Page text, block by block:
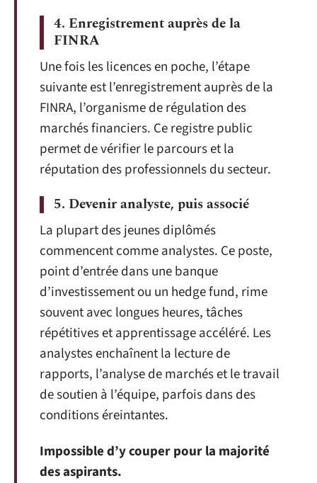
4. Enregistrement auprès de la
FINRA
Une fois les licences en poche, l’étape
suivante est l’enregistrement auprès de la
FINRA, l’organisme de régulation des
marchés financiers. Ce registre public
permet de vérifier le parcours et la
réputation des professionnels du secteur.
5. Devenir analyste, puis associé
La plupart des jeunes diplômés
commencent comme analystes. Ce poste,
point d’entrée dans une banque
d’investissement ou un hedge fund, rime
souvent avec longues heures, tâches
répétitives et apprentissage accéléré. Les
analystes enchaînent la lecture de
rapports, l’analyse de marchés et le travail
de soutien à l’équipe, parfois dans des
conditions éreintantes.
Impossible d’y couper pour la majorité
des aspirants.